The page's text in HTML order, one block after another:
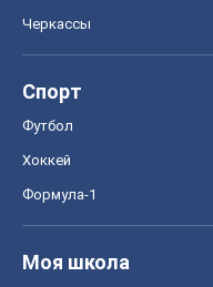
Черкассы
Спорт
Футбол
Хоккей
Формула-1
Моя школа